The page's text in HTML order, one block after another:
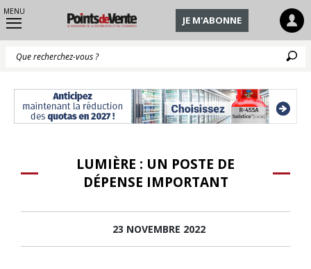
MENU
JE M'ABONNE
LUMIÈRE : UN POSTE DE
DÉPENSE IMPORTANT
23 NOVEMBRE 2022